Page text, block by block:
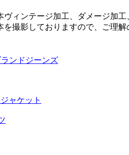
ヴィンテージ加工、ダメージ加
を撮影しておりますので、ご理
ンドジーンズ
ャケット